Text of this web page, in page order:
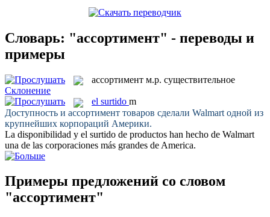
Словарь: "ассортимент" - переводы и
примеры
ассортимент м.р. существительное
Склонение
el surtido m
Доступность и ассортимент товаров сделали Walmart одной из
крупнейших корпораций Америки.
La disponibilidad y el surtido de productos han hecho de Walmart
una de las corporaciones más grandes de America.
Примеры предложений со словом
"ассортимент"